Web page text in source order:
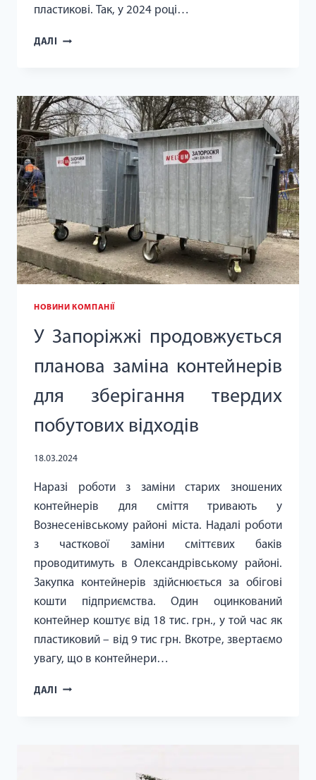
пластикові. Так, у 2024 році…
ДАЛІ
СМІТТЄВІ
КОМУНАРСЬКОМУ
РАЙОНІ
НОВИНИ КОМПАНІЇ
У Запоріжжі продовжується
планова заміна контейнерів
для зберігання твердих
побутових відходів
18.03.2024
Наразі роботи з заміни старих зношених
контейнерів для сміття тривають у
Вознесенівському районі міста. Надалі роботи
з часткової заміни сміттєвих баків
проводитимуть в Олександрівському районі.
Закупка контейнерів здійснюється за обігові
кошти підприємства. Один оцинкований
контейнер коштує від 18 тис. грн., у той час як
пластиковий – від 9 тис грн. Вкотре, звертаємо
увагу, що в контейнери…
ДАЛІ
У